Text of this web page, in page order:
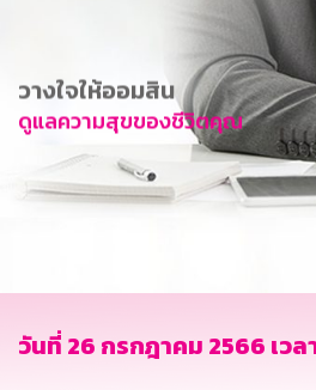
การพัฒนาที่ยั่งยืน
ข่าวสาร
บริการทางการเงิน
อื่นๆ
GSB
วางใจให้ออมสิน
ดูแลความสุขของชีวิตคุณ
วันที่ 26 กรกฎาคม 2566 เวล